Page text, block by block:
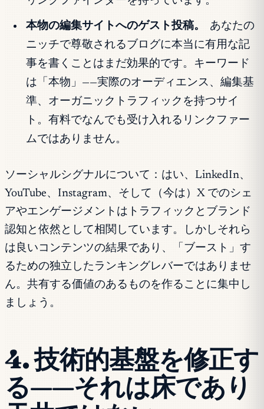
本物の編集サイトへのゲスト投稿。
あなたの
ニッチで尊敬されるブログに本当に有用な記
事を書くことはまだ効果的です。キーワード
は「本物」——実際のオーディエンス、編集基
準、オーガニックトラフィックを持つサイ
ト。有料でなんでも受け入れるリンクファー
ムではありません。
ソーシャルシグナルについて：はい、LinkedIn、
YouTube、Instagram、そして（今は）X でのシェ
アやエンゲージメントはトラフィックとブランド
認知と依然として相関しています。しかしそれら
は良いコンテンツの結果であり、「ブースト」す
るための独立したランキングレバーではありませ
ん。共有する価値のあるものを作ることに集中し
ましょう。
4. 技術的基盤を修正す
る——それは床であり